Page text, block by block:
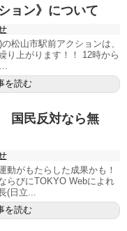
ョン》について
松山市駅前アクションは、
り上がります！！ 12時から
を読む
国民反対なら無
がもたらした成果かも！
らびにTOKYO Webによれ
(日立...
を読む